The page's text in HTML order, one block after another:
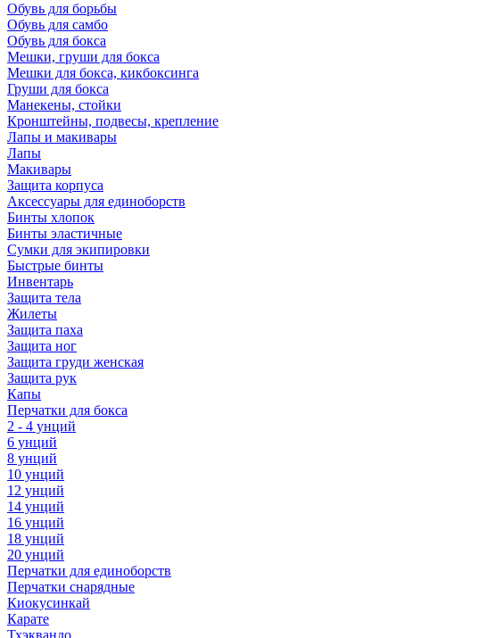
Обувь для борьбы
Обувь для самбо
Обувь для бокса
Мешки, груши для бокса
Мешки для бокса, кикбоксинга
Груши для бокса
Манекены, стойки
Кронштейны, подвесы, крепление
Лапы и макивары
Лапы
Макивары
Защита корпуса
Аксессуары для единоборств
Бинты хлопок
Бинты эластичные
Сумки для экипировки
Быстрые бинты
Инвентарь
Защита тела
Жилеты
Защита паха
Защита ног
Защита груди женская
Защита рук
Капы
Перчатки для бокса
2 - 4 унций
6 унций
8 унций
10 унций
12 унций
14 унций
16 унций
18 унций
20 унций
Перчатки для единоборств
Перчатки снарядные
Киокусинкай
Карате
Тхэквандо